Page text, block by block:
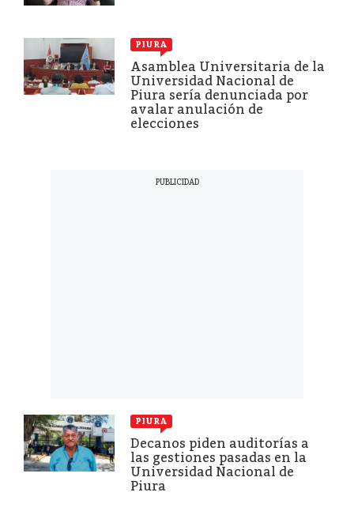
PIURA
Asamblea Universitaria de la
Universidad Nacional de
Piura sería denunciada por
avalar anulación de
elecciones
PIURA
Decanos piden auditorías a
las gestiones pasadas en la
Universidad Nacional de
Piura